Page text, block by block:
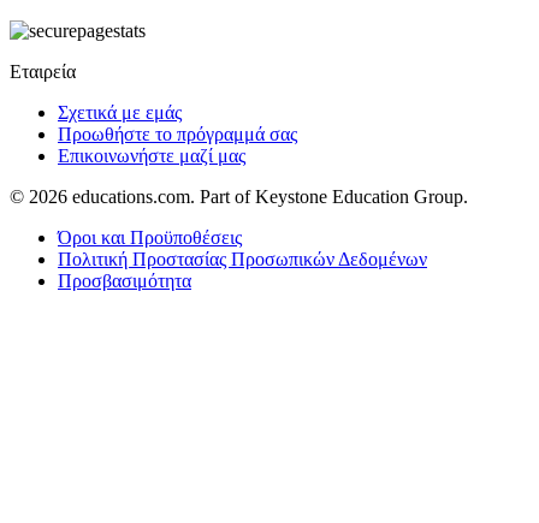
Εταιρεία
Σχετικά με εμάς
Προωθήστε το πρόγραμμά σας
Επικοινωνήστε μαζί μας
© 2026 educations.com. Part of Keystone Education Group.
Όροι και Προϋποθέσεις
Πολιτική Προστασίας Προσωπικών Δεδομένων
Προσβασιμότητα